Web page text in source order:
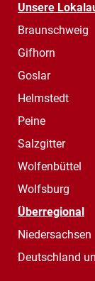
Unsere
Braunschweig
Gifhorn
Goslar
Helmstedt
Peine
Salzgitter
Wolfenbüttel
Wolfsburg
Überregional
Niedersachsen
Deutschland